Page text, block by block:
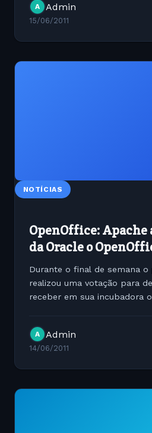
experiência que...
A Admin
15/06/2011
NOTÍCIAS
OpenOffice: Apache
da Oracle o
Durante o final de semana o
realizou uma votação para
receber em sua incubadora
bastante...
A Admin
14/06/2011